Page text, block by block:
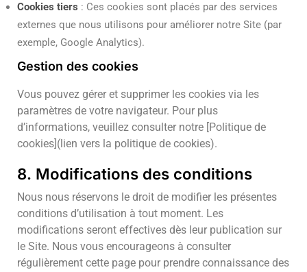
Cookies tiers : Ces cookies sont placés par des services
externes que nous utilisons pour améliorer notre Site (par
exemple, Google Analytics).
Gestion des cookies
Vous pouvez gérer et supprimer les cookies via les
paramètres de votre navigateur. Pour plus
d’informations, veuillez consulter notre [Politique de
cookies](lien vers la politique de cookies).
8. Modifications des conditions
Nous nous réservons le droit de modifier les présentes
conditions d’utilisation à tout moment. Les
modifications seront effectives dès leur publication sur
le Site. Nous vous encourageons à consulter
régulièrement cette page pour prendre connaissance des